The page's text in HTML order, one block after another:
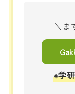
＼ま
※学